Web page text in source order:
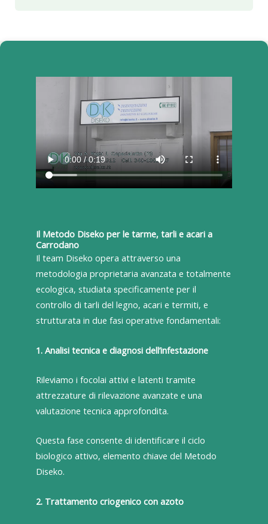
Il Metodo Diseko per le tarme, tarli e acari a
Carrodano
Il team Diseko opera attraverso una
metodologia proprietaria avanzata e totalmente
ecologica, studiata specificamente per il
controllo di tarli del legno, acari e termiti, e
strutturata in due fasi operative fondamentali:
1. Analisi tecnica e diagnosi dell’infestazione
Rileviamo i focolai attivi e latenti tramite
attrezzature di rilevazione avanzate e una
valutazione tecnica approfondita.
Questa fase consente di identificare il ciclo
biologico attivo, elemento chiave del Metodo
Diseko.
2. Trattamento criogenico con azoto